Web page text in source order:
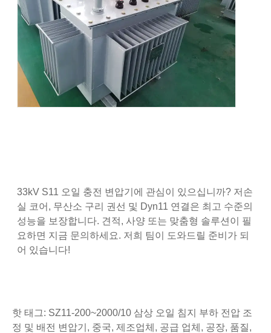
33kV S11 오일 충전 변압기에 관심이 있으십니까? 저손
실 코어, 무산소 구리 권선 및 Dyn11 연결은 최고 수준의
성능을 보장합니다. 견적, 사양 또는 맞춤형 솔루션이 필
요하면 지금 문의하세요. 저희 팀이 도와드릴 준비가 되
어 있습니다!
핫 태그: SZ11-200~2000/10 삼상 오일 침지 부하 전압 조
정 및 배전 변압기, 중국, 제조업체, 공급 업체, 공장, 품질,